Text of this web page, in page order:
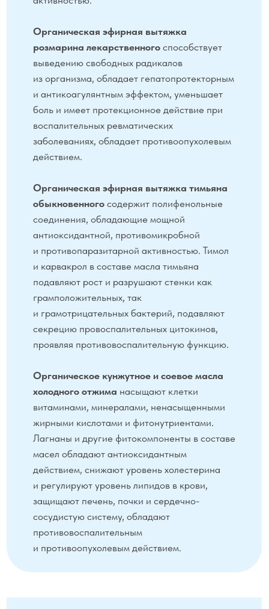
микроэлементов. Профилактика
гиперлипидемии и гипергликемии
0,5 мл препарата развести в 100
температуры. Принимать 3 раза в день
Улучшение спортивных результатов, при,
усиленных умственных нагрузках
1 мл препарата развести в 100
мл питьевой воды комнатной
температуры. Принимать в первой
половине дня за 30 минут до еды.
При паразитарных инвазиях
и в целях детоксикации организма
1 мл препарата развести в 200
температуры. Принимать 2−3 раза
Профилактика заболеваний,
повышение иммунитета и улучшение
общего состояния организма
1 мл препарата развести в 200
температуры. Принимать 1 раз в день
за 30 минут до еды.
ПРИМЕНЕНИЕ
Способ применения и дозы:1 мл = 1 доза.
развести в 200 мл питьевой воды комнатной
температуры. Принимать 1 раз в день за 30
минут до еды.